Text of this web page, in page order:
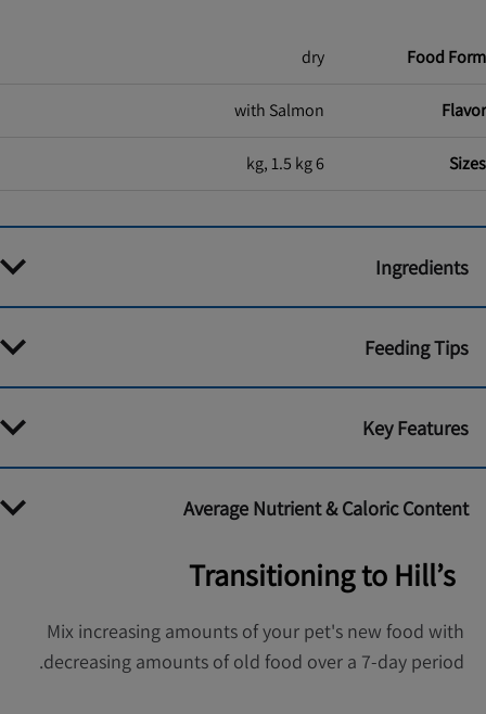
Food Form
dry
Flavor
with Salmon
Sizes
6 kg, 1.5 kg
Ingredients
Feeding Tips
Key Features
Average Nutrient & Caloric Content
Transitioning to Hill’s
Mix increasing amounts of your pet's new food with
decreasing amounts of old food over a 7-day period.